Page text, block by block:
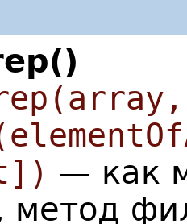
— как
метод